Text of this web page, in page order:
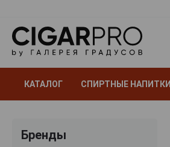
КАТАЛОГ СПИРТНЫЕ НАПИТКИ
Бренды